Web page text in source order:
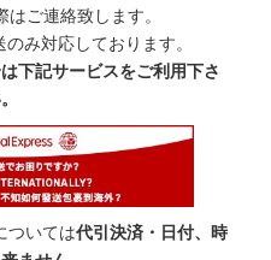
ご連絡致します。
み対応しております。
下記サービスをご利用下さ
ついては代引決済・日付、時